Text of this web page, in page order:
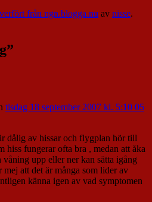
från ngn.blogga.nu av nisse.
”
tisdag 18 september 2007 kl. 5:10 05
dålig av hissar och flygplan hör till
hiss fungerar ofta bra , medan att åka
våning upp eller ner kan sätta igång
mej att det är många som lider av
känna igen av vad symptomen